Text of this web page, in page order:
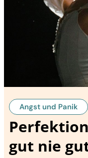
Angst und Panik
gut nie